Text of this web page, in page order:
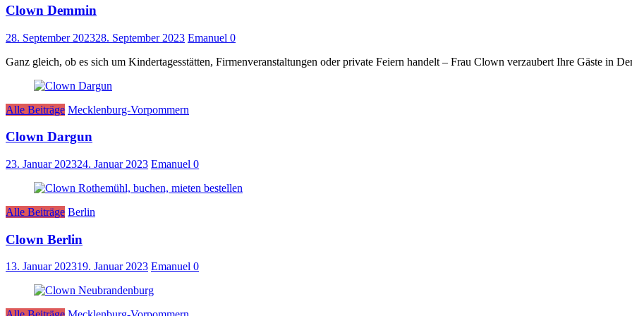
Clown Demmin
28. September 202328. September 2023 Emanuel 0
Ganz gleich, ob es sich um Kindertagesstätten, Firmenveranstaltungen oder private Feiern handelt – Frau Clown verzaubert Ihre Gäste in
Alle Beiträge Mecklenburg-Vorpommern
Clown Dargun
23. Januar 202324. Januar 2023 Emanuel 0
Alle Beiträge Berlin
Clown Berlin
13. Januar 202319. Januar 2023 Emanuel 0